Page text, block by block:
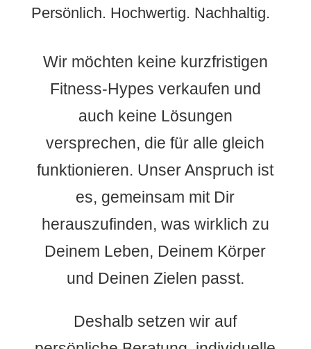
Persönlich. Hochwertig. Nachhaltig.
Wir möchten keine kurzfristigen
Fitness-Hypes verkaufen und
auch keine Lösungen
versprechen, die für alle gleich
funktionieren. Unser Anspruch ist
es, gemeinsam mit Dir
herauszufinden, was wirklich zu
Deinem Leben, Deinem Körper
und Deinen Zielen passt.
Deshalb setzen wir auf